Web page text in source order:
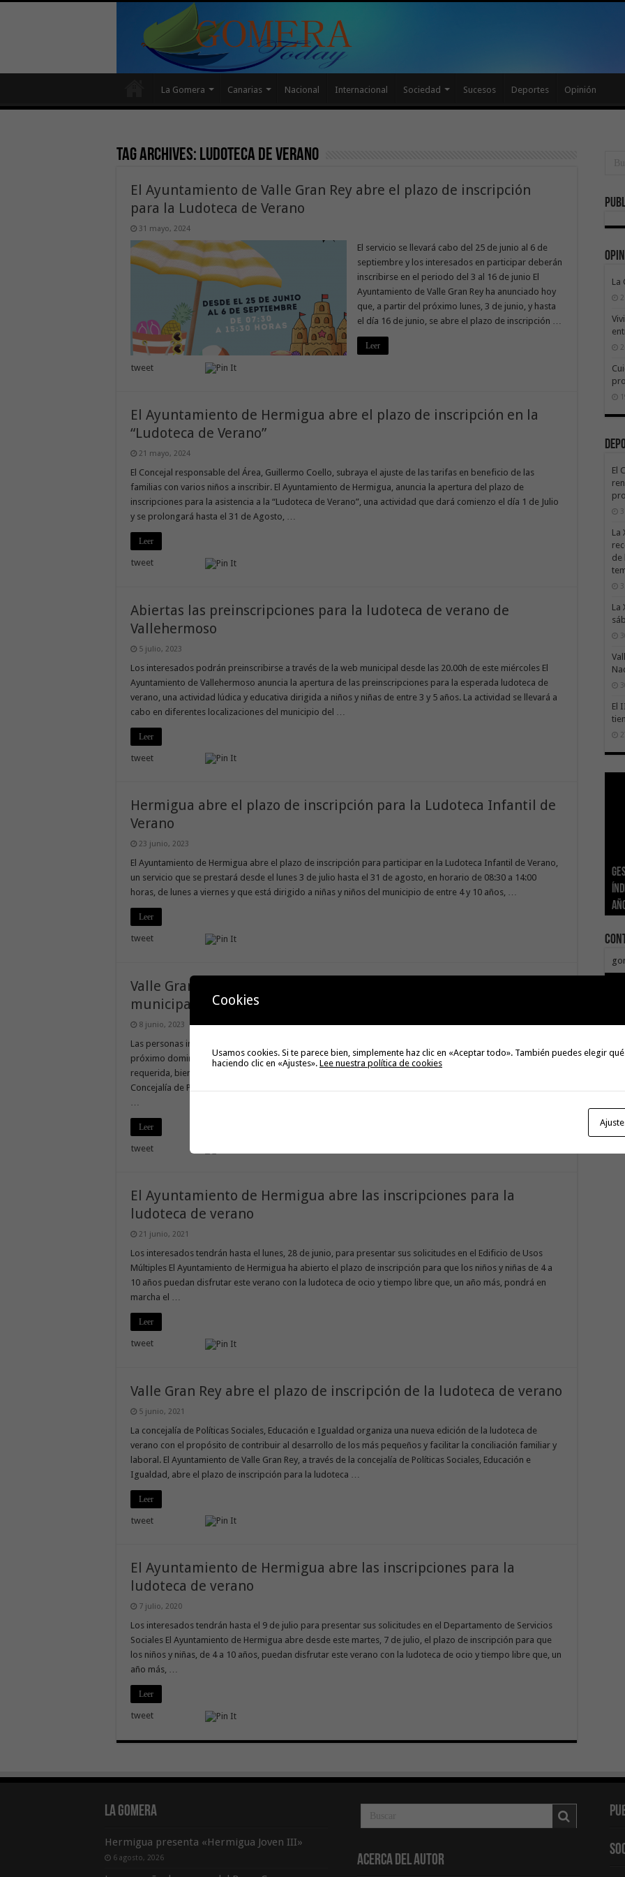
La Gomera Canarias Nacional Internacional Sociedad Sucesos Deportes Opinión
Tag Archives: ludoteca de verano
El Ayuntamiento de Valle Gran Rey abre el plazo de inscripción
para la Ludoteca de Verano
31 mayo, 2024
El servicio se llevará cabo del 25 de junio al 6 de
septiembre y los interesados en participar deberán
inscribirse en el periodo del 3 al 16 de junio El
Ayuntamiento de Valle Gran Rey ha anunciado hoy
que, a partir del próximo lunes, 3 de junio, y hasta
el día 16 de junio, se abre el plazo de inscripción …
Leer
tweet
El Ayuntamiento de Hermigua abre el plazo de inscripción en la
“Ludoteca de Verano”
21 mayo, 2024
El Concejal responsable del Área, Guillermo Coello, subraya el ajuste de las tarifas en beneficio de las
familias con varios niños a inscribir. El Ayuntamiento de Hermigua, anuncia la apertura del plazo de
inscripciones para la asistencia a la “Ludoteca de Verano”, una actividad que dará comienzo el día 1 de Julio
y se prolongará hasta el 31 de Agosto, …
Leer
tweet
Abiertas las preinscripciones para la ludoteca de verano de
Vallehermoso
5 julio, 2023
Los interesados podrán preinscribirse a través de la web municipal desde las 20.00h de este miércoles El
Ayuntamiento de Vallehermoso anuncia la apertura de las preinscripciones para la esperada ludoteca de
verano, una actividad lúdica y educativa dirigida a niños y niñas de entre 3 y 5 años. La actividad se llevará a
cabo en diferentes localizaciones del municipio del …
Leer
tweet
Hermigua abre el plazo de inscripción para la Ludoteca Infantil de
Verano
23 junio, 2023
El Ayuntamiento de Hermigua abre el plazo de inscripción para participar en la Ludoteca Infantil de Verano,
un servicio que se prestará desde el lunes 3 de julio hasta el 31 de agosto, en horario de 08:30 a 14:00
horas, de lunes a viernes y que está dirigido a niñas y niños del municipio de entre 4 y 10 años, …
Leer
tweet
Valle Gran Rey abre el plazo de preinscripción en el servicio
municipal de Ludoteca Infantil de Verano
8 junio, 2023
Las personas interesadas podrán realizar sus preinscripciones a partir de este jueves día 8 y hasta el
próximo domingo 18 de junio, presentado el correspondiente formulario de solicitud y la documentación
requerida, bien presencialmente en el Registro General o mediante la Sede Electrónica del Ayuntamiento. La
Concejalía de Políticas Sociales, Educación e Igualdad del Ayuntamiento de Valle Gran Rey ha anunciado hoy
Leer
tweet
El Ayuntamiento de Hermigua abre las inscripciones para la
ludoteca de verano
21 junio, 2021
Los interesados tendrán hasta el lunes, 28 de junio, para presentar sus solicitudes en el Edificio de Usos
Múltiples El Ayuntamiento de Hermigua ha abierto el plazo de inscripción para que los niños y niñas de 4 a
10 años puedan disfrutar este verano con la ludoteca de ocio y tiempo libre que, un año más, pondrá en
marcha el …
Leer
tweet
Valle Gran Rey abre el plazo de inscripción de la ludoteca de verano
5 junio, 2021
La concejalía de Políticas Sociales, Educación e Igualdad organiza una nueva edición de la ludoteca de
verano con el propósito de contribuir al desarrollo de los más pequeños y facilitar la conciliación familiar y
laboral. El Ayuntamiento de Valle Gran Rey, a través de la concejalía de Políticas Sociales, Educación e
Igualdad, abre el plazo de inscripción para la ludoteca …
Leer
tweet
El Ayuntamiento de Hermigua abre las inscripciones para la
ludoteca de verano
7 julio, 2020
Los interesados tendrán hasta el 9 de julio para presentar sus solicitudes en el Departamento de Servicios
Sociales El Ayuntamiento de Hermigua abre desde este martes, 7 de julio, el plazo de inscripción para que
los niños y niñas, de 4 a 10 años, puedan disfrutar este verano con la ludoteca de ocio y tiempo libre que, un
año más, …
Leer
tweet
La
El
La
de
La
El
El
El
La Gomera
Hermigua presenta «Hermigua Joven III»
6 agosto, 2026 Acerca del Autor
Cookies
Usamos cookies. Si te parece bien, simplemente haz clic en «Aceptar todo». También puedes elegir
haciendo clic en «Ajustes». Lee nuestra política de cookies